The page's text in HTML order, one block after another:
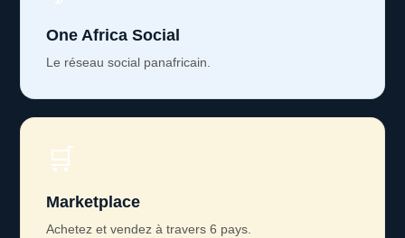
One Africa Social
Le réseau social panafricain.
🛒
Marketplace
Achetez et vendez à travers 6 pays.